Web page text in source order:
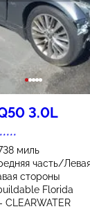
3.0L
миль
часть/
стороны
Florida
CLEARWATER